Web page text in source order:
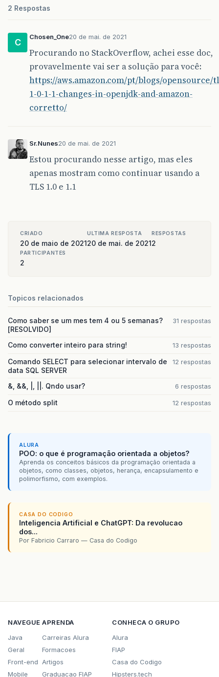
2 Respostas
C
Chosen_One20 de mai. de 2021
Procurando no StackOverflow, achei esse doc,
provavelmente vai ser a solução para você:
https://aws.amazon.com/pt/blogs/opensource/
1-0-1-1-changes-in-openjdk-and-amazon-
corretto/
Sr.Nunes20 de mai. de 2021
Estou procurando nesse artigo, mas eles
apenas mostram como continuar usando a
TLS 1.0 e 1.1
CRIADO
20 de maio de 2021
ULTIMA RESPOSTA
20 de mai. de 2021
RESPOSTAS
2
PARTICIPANTES
2
Topicos relacionados
Como saber se um mes tem 4 ou 5 semanas?
[RESOLVIDO]
31 respostas
Como converter inteiro para string! 13 respostas
Comando SELECT para selecionar intervalo de
data SQL SERVER
12 respostas
&, &&, |, ||. Qndo usar? 6 respostas
O método split 12 respostas
ALURA
POO: o que é programação orientada a objetos?
Aprenda os conceitos básicos da programação orientada a
objetos, como classes, objetos, herança, encapsulamento e
polimorfismo, com exemplos.
CASA DO CODIGO
Inteligencia Artificial e ChatGPT: Da revolucao
dos...
Por Fabricio Carraro — Casa do Codigo
NAVEGUE
Java
Geral
Front-end
Mobile
APRENDA
Carreiras Alura
Formacoes
Artigos
Graduacao FIAP
CONHECA O GRUPO
Alura
FIAP
Casa do Codigo
Hipsters.tech